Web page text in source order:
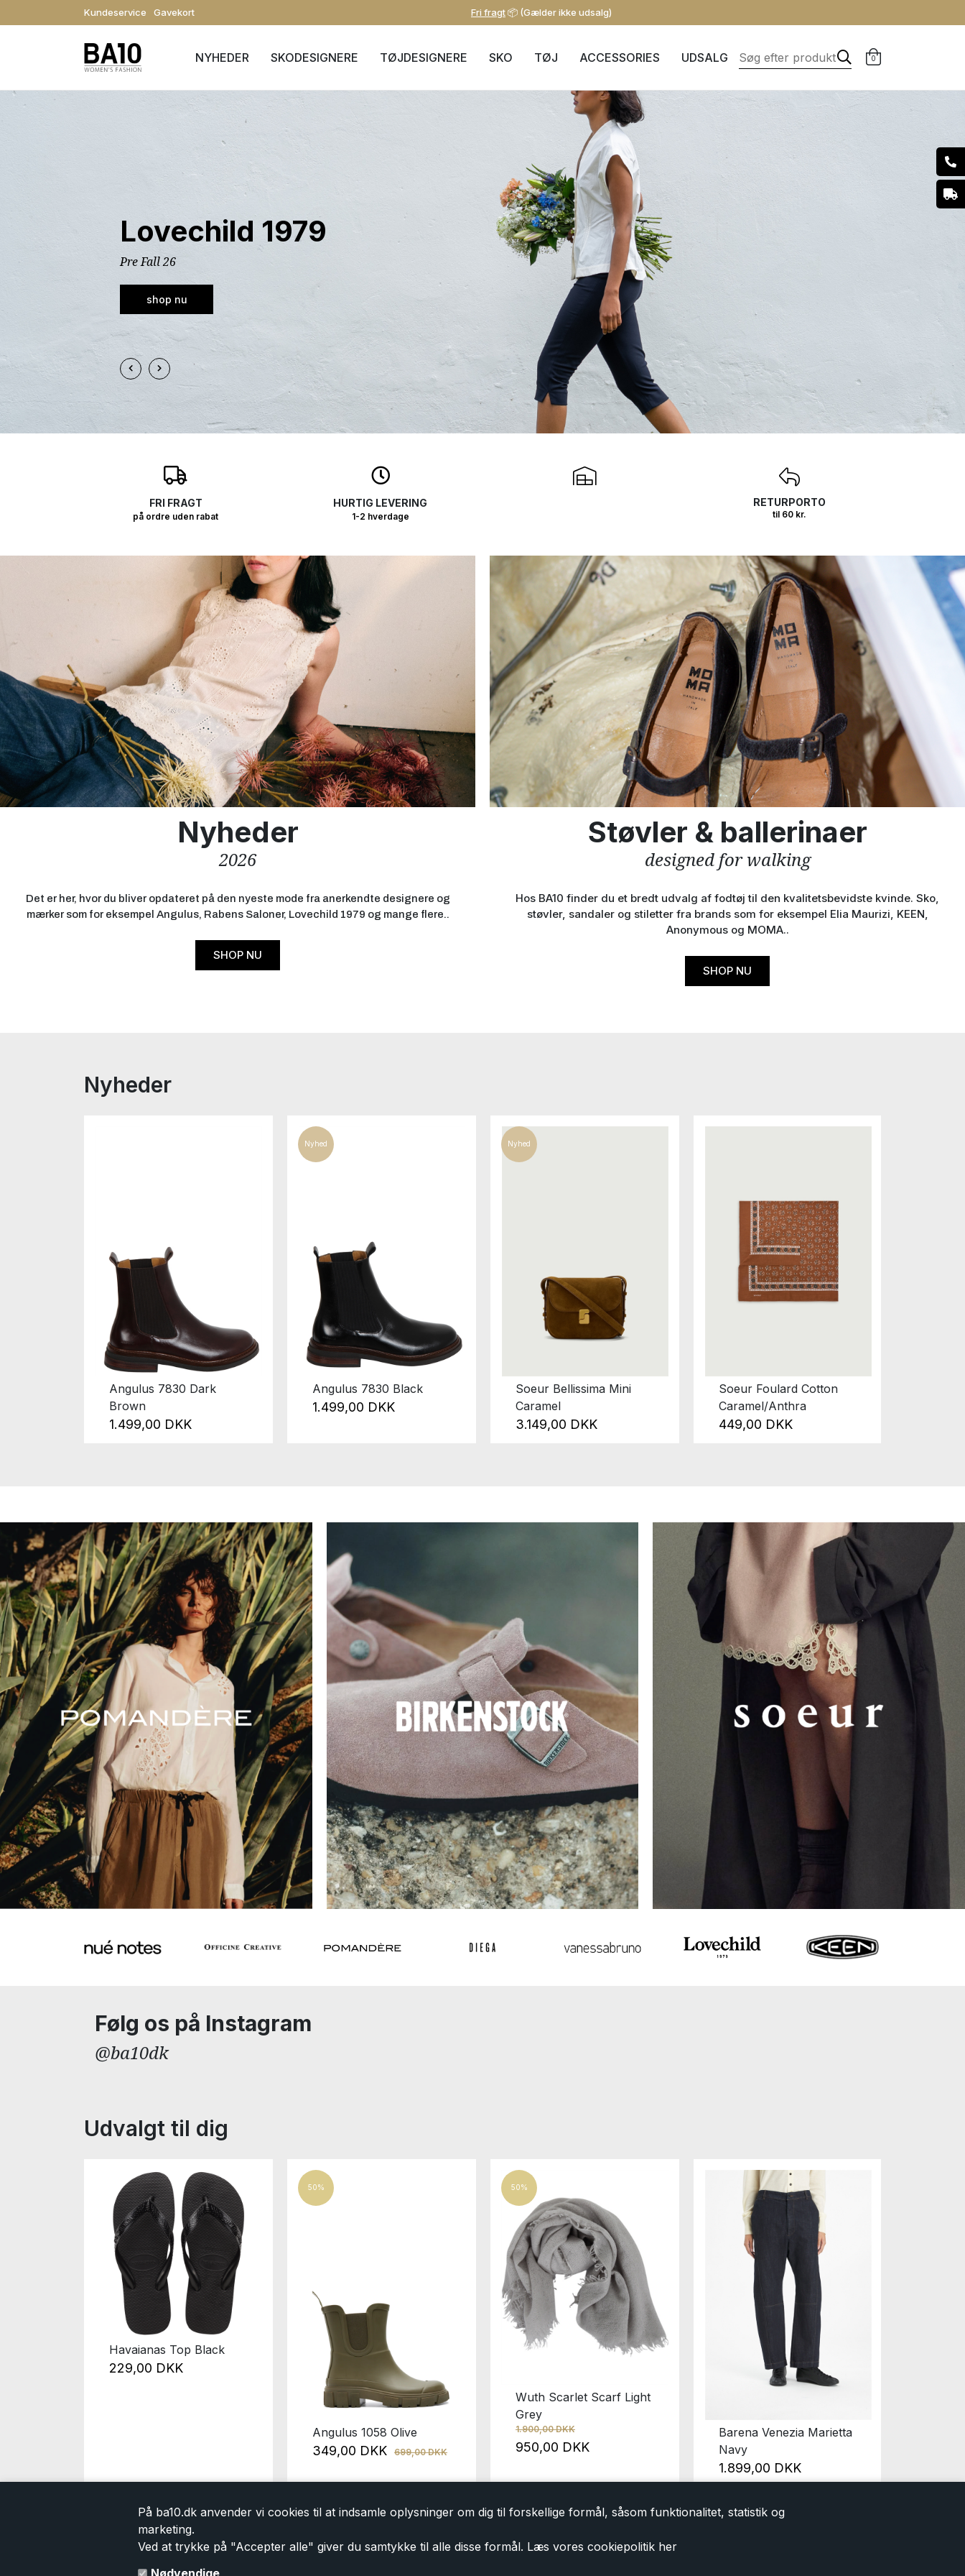
På ba10.dk anvender vi cookies til at indsamle oplysninger om dig til forskellige formål, såsom funktionalitet, statistik og
marketing.
Ved at trykke på "Accepter alle" giver du samtykke til alle disse formål. Læs vores cookiepolitik her
Nødvendige
Kundeservice Gavekort Fri fragt📦 (Gælder ikke udsalg)
NYHEDER SKODESIGNERE TØJDESIGNERE SKO TØJ ACCESSORIES UDSALG 0
Lovechild 1979
Pre Fall 26
shop nu
FRI FRAGT
på ordre uden rabat
HURTIG LEVERING
1-2 hverdage
RETURPORTO
til 60 kr.
Nyheder
2026
Det er her, hvor du bliver opdateret på den nyeste mode fra anerkendte designere og
mærker som for eksempel Angulus, Rabens Saloner, Lovechild 1979 og mange flere..
SHOP NU
Støvler & ballerinaer
designed for walking
Hos BA10 finder du et bredt udvalg af fodtøj til den kvalitetsbevidste kvinde. Sko,
støvler, sandaler og stiletter fra brands som for eksempel Elia Maurizi, KEEN,
Anonymous og MOMA..
SHOP NU
Nyheder
Angulus 7830 Dark
Brown
1.499,00 DKK
Nyhed
Angulus 7830 Black
1.499,00 DKK
Nyhed
Soeur Bellissima Mini
Caramel
3.149,00 DKK
Soeur Foulard Cotton
Caramel/Anthra
449,00 DKK
Følg os på Instagram
@ba10dk
Udvalgt til dig
Havaianas Top Black
229,00 DKK
50%
Angulus 1058 Olive
699,00 DKK
349,00 DKK
50%
Wuth Scarlet Scarf Light
Grey
1.900,00 DKK
950,00 DKK
Barena Venezia Marietta
Navy
1.899,00 DKK